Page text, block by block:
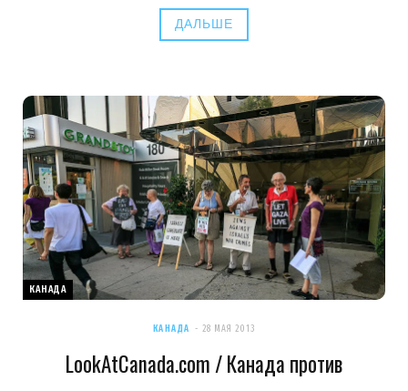
ДАЛЬШЕ
КАНАДА
КАНАДА 28 МАЯ 2013
LookAtCanada.com / Канада против